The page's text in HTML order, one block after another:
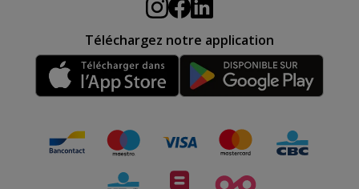
Téléchargez notre application